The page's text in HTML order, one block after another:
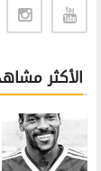
الأكثر